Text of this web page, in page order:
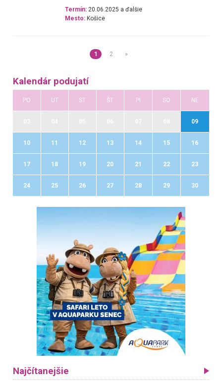
Termín: 20.06.2025 a ďalšie
Mesto: Košice
1 2 »
Kalendár podujatí
PO UT ST ŠT PI SO NE
09
10 11 12 13 14 15 16
17 18 19 20 21 22 23
24 25 26 27 28 29 30
Najčítanejšie